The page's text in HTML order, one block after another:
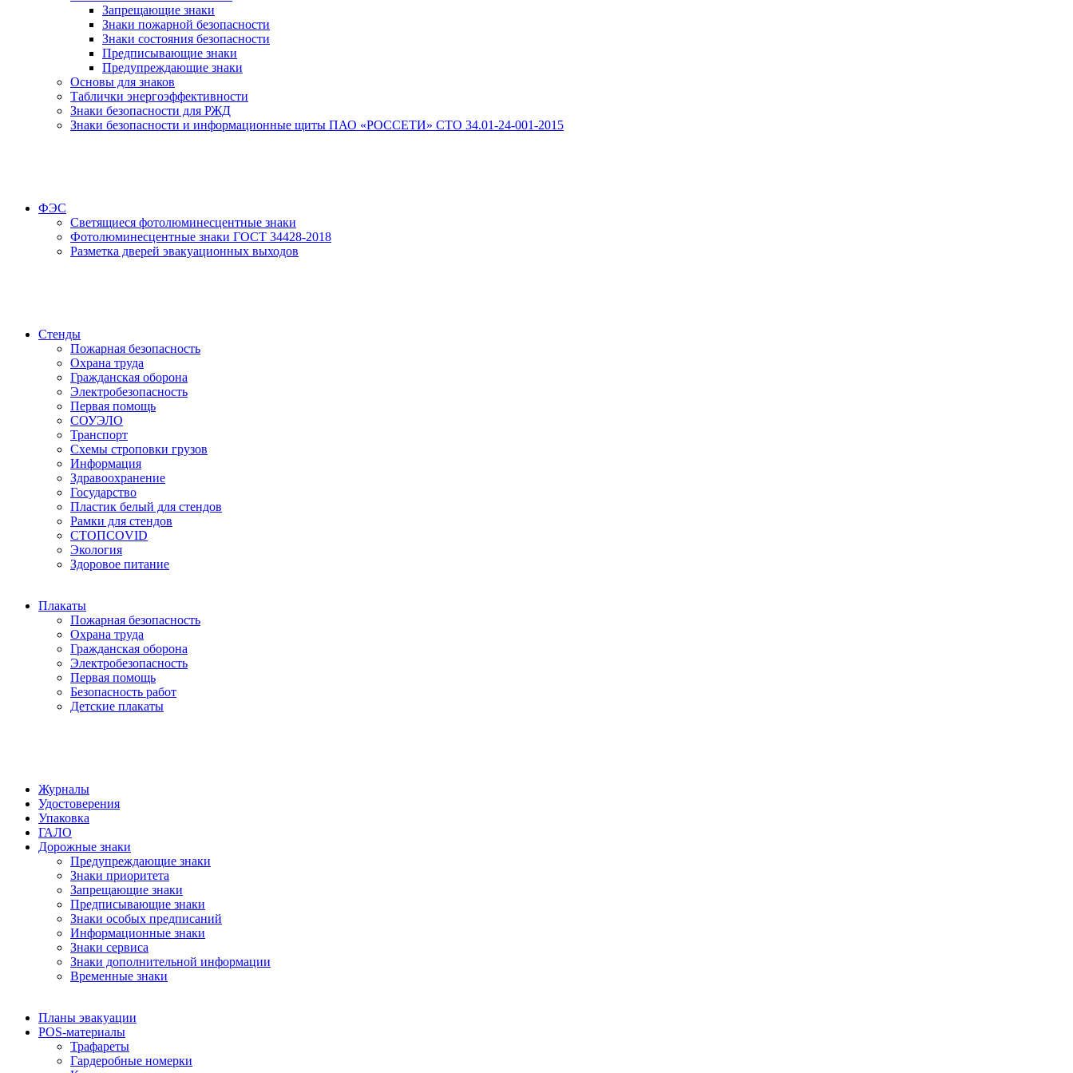
Запрещающие знаки
Знаки пожарной безопасности
Знаки состояния безопасности
Предписывающие знаки
Предупреждающие знаки
Основы для знаков
Таблички энергоэффективности
Знаки безопасности для РЖД
Знаки безопасности и информационные щиты ПАО «РОССЕТИ» СТО 34.01-24-001-2015
ФЭС
Светящиеся фотолюминесцентные знаки
Фотолюминесцентные знаки ГОСТ 34428-2018
Разметка дверей эвакуационных выходов
Стенды
Пожарная безопасность
Охрана труда
Гражданская оборона
Электробезопасность
Первая помощь
СОУЭЛО
Транспорт
Схемы строповки грузов
Информация
Здравоохранение
Государство
Пластик белый для стендов
Рамки для стендов
СТОПCOVID
Экология
Здоровое питание
Плакаты
Пожарная безопасность
Охрана труда
Гражданская оборона
Электробезопасность
Первая помощь
Безопасность работ
Детские плакаты
Журналы
Удостоверения
Упаковка
ГАЛО
Дорожные знаки
Предупреждающие знаки
Знаки приоритета
Запрещающие знаки
Предписывающие знаки
Знаки особых предписаний
Информационные знаки
Знаки сервиса
Знаки дополнительной информации
Временные знаки
Планы эвакуации
POS-материалы
Трафареты
Гардеробные номерки